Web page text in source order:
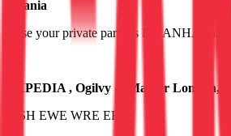
Pirania
„Use your private parts as PIRANHA
EXPEDIA , Ogilvy & Mather London,
WSH EWE WRE ERE